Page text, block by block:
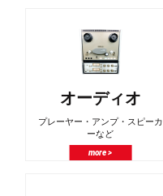
オーディオ
プレーヤー・アンプ・スピーカ
ーなど
more >